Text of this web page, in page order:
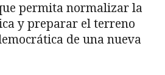
permita normalizar la
y preparar el terreno
de una nueva